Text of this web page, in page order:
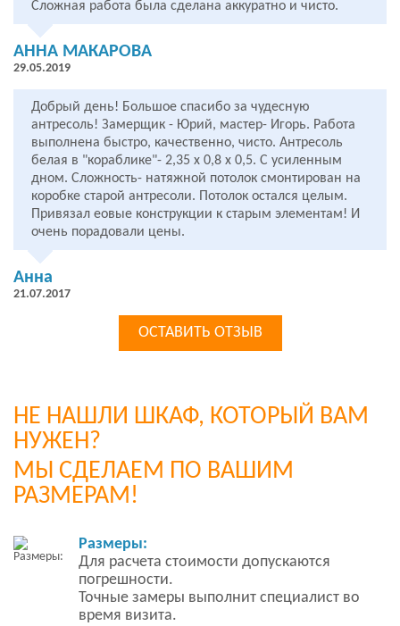
Сложная работа была сделана аккуратно и чисто.
АННА МАКАРОВА
29.05.2019
Добрый день! Большое спасибо за чудесную
антресоль! Замерщик - Юрий, мастер- Игорь. Работа
выполнена быстро, качественно, чисто. Антресоль
белая в "кораблике"- 2,35 х 0,8 х 0,5. С усиленным
дном. Сложность- натяжной потолок смонтирован на
коробке старой антресоли. Потолок остался целым.
Привязал еовые конструкции к старым элементам! И
очень порадовали цены.
Анна
21.07.2017
ОСТАВИТЬ ОТЗЫВ
НЕ НАШЛИ ШКАФ, КОТОРЫЙ ВАМ
НУЖЕН?
МЫ СДЕЛАЕМ ПО ВАШИМ
РАЗМЕРАМ!
Размеры:
Для расчета стоимости допускаются
погрешности.
Точные замеры выполнит специалист во
время визита.